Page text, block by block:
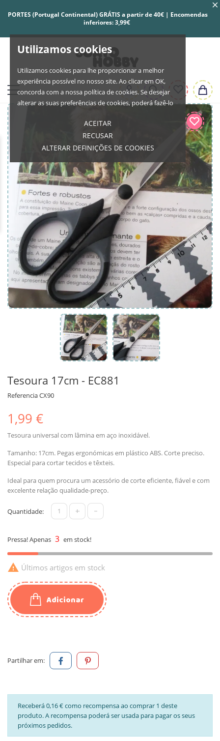
Utilizamos cookies
Utilizamos cookies para lhe proporcionar a melhor
experiência possível no nosso site. Ao clicar em OK,
concorda com a nossa política de cookies. Se desejar
alterar as suas preferências de cookies, poderá fazê-lo
ACEITAR
RECUSAR
ALTERAR DEFINIÇÕES DE COOKIES
PORTES (Portugal Continental) GRÁTIS a partir de 40€ | Encomendas
inferiores: 3,99€
Tesoura 17cm - EC881
ReferenciaCX90
1,99 €
Tesoura universal com lâmina em aço inoxidável.
Tamanho: 17cm. Pegas ergonómicas em plástico ABS. Corte preciso.
Especial para cortar tecidos e têxteis.
Ideal para quem procura um acessório de corte eficiente, fiável e com
excelente relação qualidade-preço.
Quantidade: + -
Pressa! Apenas 3 em stock!
 Últimos artigos em stock
Adicionar
Partilhar em:
Receberá 0,16 € como recompensa ao comprar 1 deste
produto. A recompensa poderá ser usada para pagar os seus
próximos pedidos.